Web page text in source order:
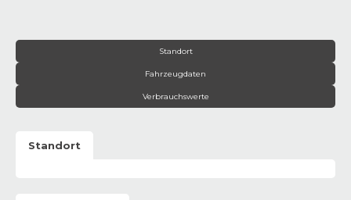
Standort
Fahrzeugdaten
Verbrauchswerte
Standort